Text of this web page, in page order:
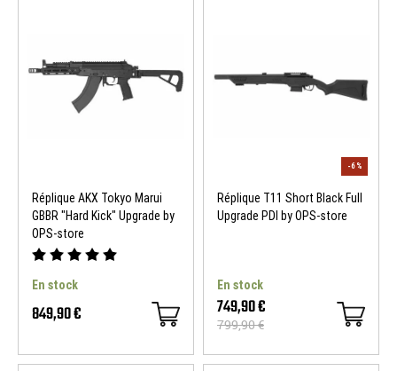
Réplique AKX Tokyo Marui
GBBR "Hard Kick" Upgrade by
OPS-store
En stock
849,90 €
Réplique T11 Short Black Full
Upgrade PDI by OPS-store
En stock
749,90 €
799,90 €